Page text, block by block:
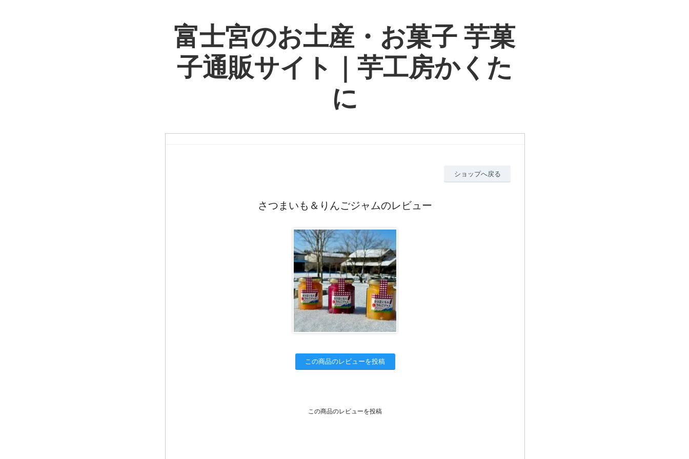
富士宮のお土産・お菓子 芋菓
子通販サイト｜芋工房かくた
に
ショップへ戻る
さつまいも＆りんごジャムのレビュー
この商品のレビューを投稿
この商品のレビューを投稿